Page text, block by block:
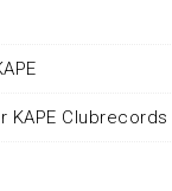
KAPE Clubrecords